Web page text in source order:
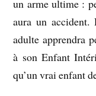
un arme ultime :
aura un accident.
adulte apprendra
à son Enfant
qu’un vrai enfant